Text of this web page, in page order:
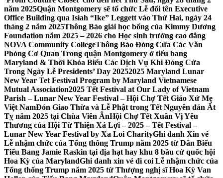
năm 2025Quận Montgomery sẽ tổ chức Lễ đổi tên Executive
Office Building qua Isiah “Ike” Leggett vào Thứ Hai, ngày 24
tháng 2 năm 2025Thông Báo giải học bổng của Kimmy Dương
Foundation năm 2025 – 2026 cho Học sinh trường cao đẳng
NOVA Community CollegeThông Báo Đóng Cửa Các Văn
Phòng Cơ Quan Trong quận Montgomery ở tiểu bang
Maryland & Thời Khóa Biểu Các Dịch Vụ Khi Đóng Cửa
Trong Ngày Lễ Presidents’ Day 20252025 Maryland Lunar
New Year Tet Festival Program by Maryland Vietnamese
Mutual Association2025 Tết Festival at Our Lady of Vietnam
Parish – Lunar New Year Festival – Hội Chợ Tết Giáo Xứ Mẹ
Việt NamĐón Giao Thừa và Lễ Phật trong Tết Nguyên đán Ất
Tỵ năm 2025 tại Chùa Viên ÂnHội Chợ Tết Xuân Vị Yêu
Thương của Hội Từ Thiện Xá Lợi – 2025 – Tết Festival –
Lunar New Year Festival by Xa Loi CharityGhi danh Xin vé
Lễ nhậm chức của Tổng thống Trump năm 2025 từ Dân Biểu
Tiểu Bang Jamie Raskin tại địa hạt hay khu 8 bầu cử quốc hội
Hoa Kỳ của MarylandGhi danh xin vé đi coi Lễ nhậm chức của
Tổng thống Trump năm 2025 từ Thượng nghị sĩ Hoa Kỳ Van